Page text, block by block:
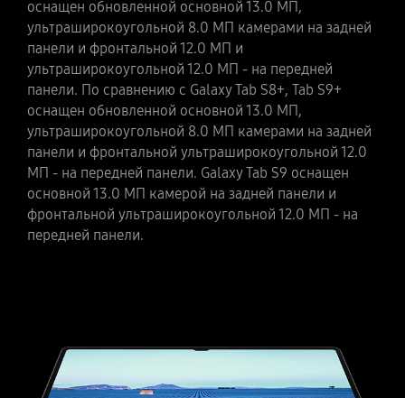
оснащен обновленной основной 13.0 МП,
ультраширокоугольной 8.0 МП камерами на задней
панели и фронтальной 12.0 МП и
ультраширокоугольной 12.0 МП - на передней
панели. По сравнению с Galaxy Tab S8+, Tab S9+
оснащен обновленной основной 13.0 МП,
ультраширокоугольной 8.0 МП камерами на задней
панели и фронтальной ультраширокоугольной 12.0
МП - на передней панели. Galaxy Tab S9 оснащен
основной 13.0 МП камерой на задней панели и
фронтальной ультраширокоугольной 12.0 МП - на
передней панели.